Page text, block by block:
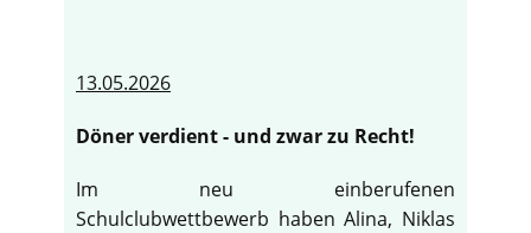
13.05.2026
Döner verdient - und zwar zu Recht!
Im neu einberufenen
Schulclubwettbewerb haben Alina, Niklas